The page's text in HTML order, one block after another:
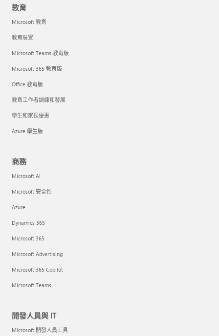
教育
Microsoft 教育
教育裝置
Microsoft Teams 教育版
Microsoft 365 教育版
Office 教育版
教育工作者訓練和發展
學生和家長優惠
Azure 學生版
商務
Microsoft AI
Microsoft 安全性
Azure
Dynamics 365
Microsoft 365
Microsoft Advertising
Microsoft 365 Copilot
Microsoft Teams
開發人員與 IT
Microsoft 開發人員工具